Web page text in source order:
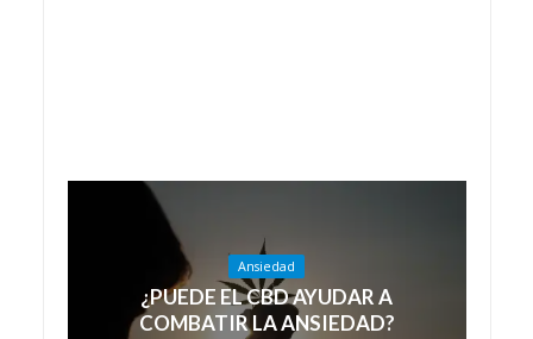
Ansiedad
¿PUEDE EL CBD AYUDAR A
COMBATIR LA ANSIEDAD?